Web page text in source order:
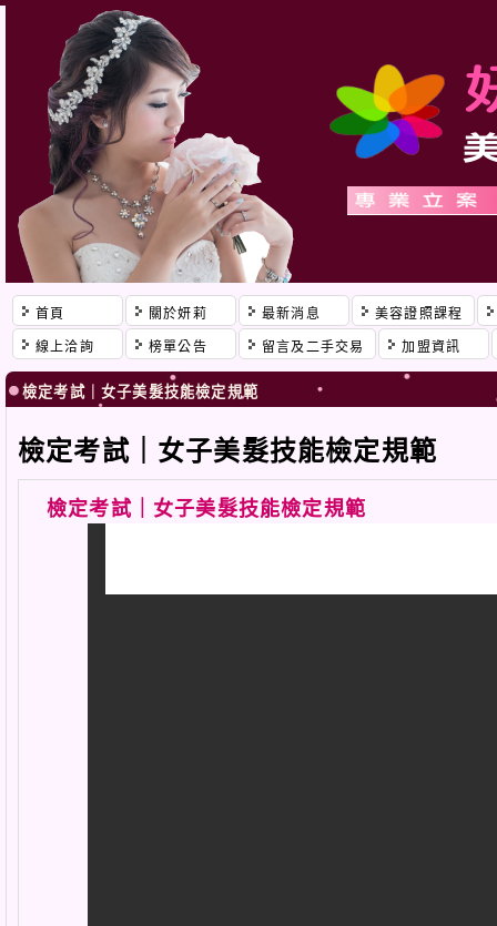
首頁 關於妍莉 最新消息 美容證照課程
線上洽詢 榜單公告 留言及二手交易 加盟資訊
檢定考試｜女子美髮技能檢定規範
檢定考試｜女子美髮技能檢定規範
檢定考試｜女子美髮技能檢定規範